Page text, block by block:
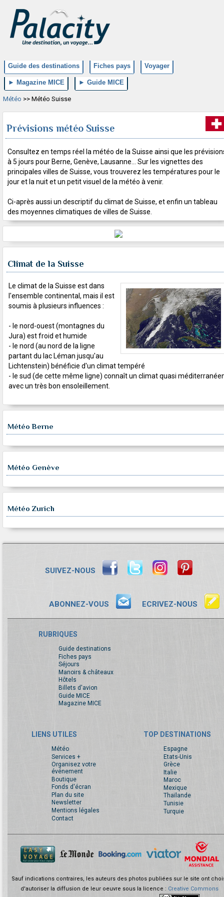
Guide des destinations Fiches pays Voyager
► Magazine MICE ► Guide MICE
Météo >> Météo Suisse
Prévisions météo Suisse
Consultez en temps réel la météo de la Suisse ainsi que les
à 5 jours pour Berne, Genève, Lausanne... Sur les vignettes des
principales villes de Suisse, vous trouverez les températures pour le
jour et la nuit et un petit visuel de la météo à venir.
Ci-après aussi un descriptif du climat de Suisse, et enfin un tableau
des moyennes climatiques de villes de Suisse.
Climat de la Suisse
Le climat de la Suisse est dans
l'ensemble continental, mais il est
soumis à plusieurs influences :
- le nord-ouest (montagnes du
Jura) est froid et humide
- le nord (au nord de la ligne
partant du lac Léman jusqu'au
Lichtenstein) bénéficie d'un climat tempéré
- le sud (de cette même ligne) connaît un climat quasi
avec un très bon ensoleillement.
Météo Berne
Météo Genève
Météo Zurich
SUIVEZ-NOUS
ABONNEZ-VOUS ECRIVEZ-NOUS
RUBRIQUES
Guide destinations
Fiches pays
Séjours
Manoirs & châteaux
Hôtels
Billets d'avion
Guide MICE
Magazine MICE
LIENS UTILES
Météo
Services +
Organisez votre
événement
Boutique
Fonds d'écran
Plan du site
Newsletter
Mentions légales
Contact
TOP DESTINATIONS
Espagne
Etats-Unis
Grèce
Italie
Maroc
Mexique
Thaïlande
Tunisie
Turquie
Sauf indications contraires, les auteurs des photos publiées sur le site ont
d'autoriser la diffusion de leur oeuvre sous la licence : Creative Commons